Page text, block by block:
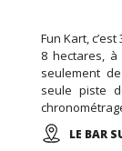
Fun Kart,
8 hectares,
seulement
seule piste
de sécurité
restaurant
LE BAR